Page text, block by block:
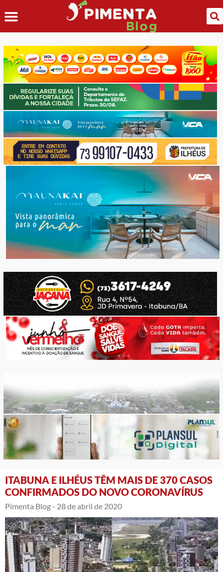
ITABUNA E ILHÉUS TÊM MAIS DE 370 CASOS
CONFIRMADOS DO NOVO CORONAVÍRUS
Pimenta Blog - 28 de abril de 2020